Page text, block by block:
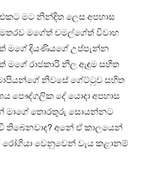
මට නින්දිත ලෙස අපහාස
මගේත් චමල්ගේත් විවාහ
මගේ දියණියගේ උප්පැන්න
රාජකාරි නිල ඇඳුම සහිත
නිවසේ ගේට්ටුව සහිත
පෞද්ගලික දේ යොදා අපහාස
මාගේ තොරතුරු සොයන්නට
තිබෙනවාද? අනේ ඒ කාලයෙන්
වෙනුවෙන් වැය කළානම්